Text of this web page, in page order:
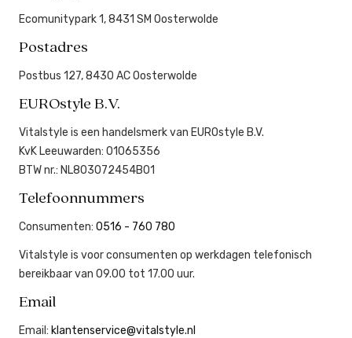
Ecomunitypark 1, 8431 SM Oosterwolde
Postadres
Postbus 127, 8430 AC Oosterwolde
EUROstyle B.V.
Vitalstyle is een handelsmerk van EUROstyle B.V.
KvK Leeuwarden: 01065356
BTW nr.: NL803072454B01
Telefoonnummers
Consumenten: 0516 - 760 780
Vitalstyle is voor consumenten op werkdagen telefonisch
bereikbaar van 09.00 tot 17.00 uur.
Email
Email: klantenservice@vitalstyle.nl